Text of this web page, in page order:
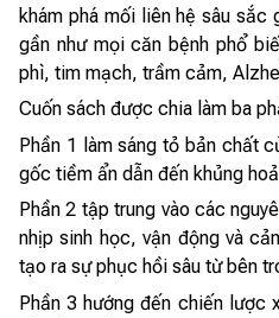
khám phá mối liên hệ sâu
gần như mọi căn bệnh phổ
phì, tim mạch, trầm cảm,
Cuốn sách được chia làm ba
Phần 1 làm sáng tỏ bản chất
gốc tiềm ẩn dẫn đến khủng
Phần 2 tập trung vào các
nhịp sinh học, vận động và
tạo ra sự phục hồi sâu từ bên
Phần 3 hướng đến chiến lược